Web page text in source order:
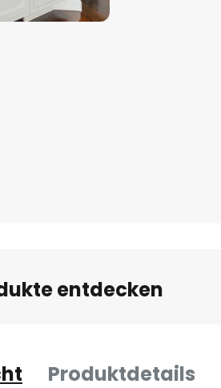
entdecken
Produktdetails